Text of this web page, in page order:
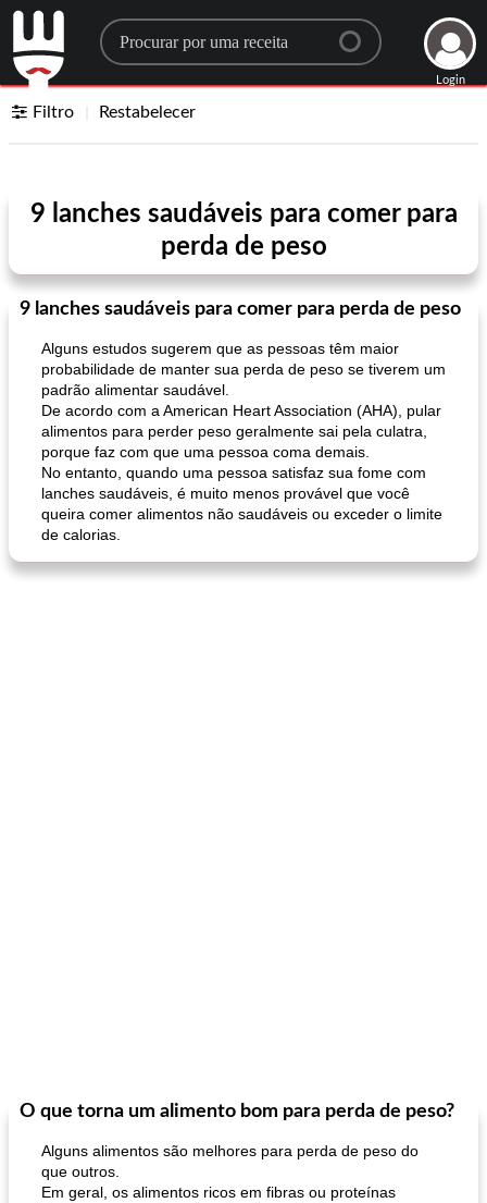
Search for a recipe
Login
Filtro Restabelecer
9 lanches saudáveis ​​para comer para
perda de peso
9 lanches saudáveis ​​para comer para perda de peso
Alguns estudos sugerem que as pessoas têm maior
probabilidade de manter sua perda de peso se tiverem um
padrão alimentar saudável.
De acordo com a American Heart Association (AHA), pular
alimentos para perder peso geralmente sai pela culatra,
porque faz com que uma pessoa coma demais.
No entanto, quando uma pessoa satisfaz sua fome com
lanches saudáveis, é muito menos provável que você
queira comer alimentos não saudáveis ​​ou exceder o limite
de calorias.
O que torna um alimento bom para perda de peso?
Alguns alimentos são melhores para perda de peso do
que outros.
Em geral, os alimentos ricos em fibras ou proteínas